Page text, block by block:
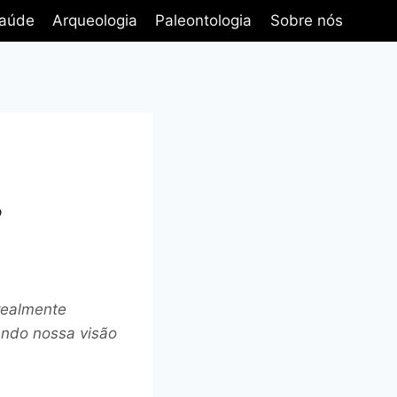
Arqueologia Paleontologia Sobre nós
nossa visão